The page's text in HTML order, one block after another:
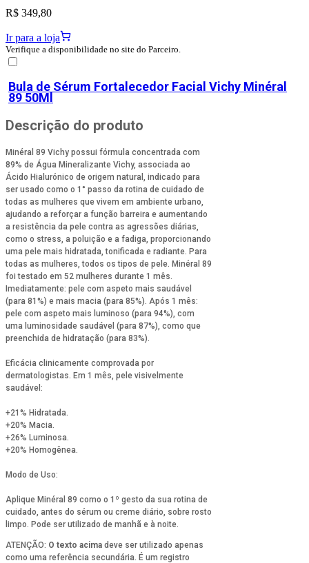
R$ 349,80
Ir para a loja
Verifique a disponibilidade no site do Parceiro.
Bula de Sérum Fortalecedor Facial Vichy Minéral
89 50Ml
Descrição do produto
Minéral 89 Vichy possui fórmula concentrada com
89% de Água Mineralizante Vichy, associada ao
Ácido Hialurónico de origem natural, indicado para
ser usado como o 1° passo da rotina de cuidado de
todas as mulheres que vivem em ambiente urbano,
ajudando a reforçar a função barreira e aumentando
a resistência da pele contra as agressões diárias,
como o stress, a poluição e a fadiga, proporcionando
uma pele mais hidratada, tonificada e radiante. Para
todas as mulheres, todos os tipos de pele. Minéral 89
foi testado em 52 mulheres durante 1 mês.
Imediatamente: pele com aspeto mais saudável
(para 81%) e mais macia (para 85%). Após 1 mês:
pele com aspeto mais luminoso (para 94%), com
uma luminosidade saudável (para 87%), como que
preenchida de hidratação (para 83%).
Eficácia clinicamente comprovada por
dermatologistas. Em 1 mês, pele visivelmente
saudável:
+21% Hidratada.
+20% Macia.
+26% Luminosa.
+20% Homogênea.
Modo de Uso:
Aplique Minéral 89 como o 1º gesto da sua rotina de
cuidado, antes do sérum ou creme diário, sobre rosto
limpo. Pode ser utilizado de manhã e à noite.
ATENÇÃO: O texto acima deve ser utilizado apenas
como uma referência secundária. É um registro